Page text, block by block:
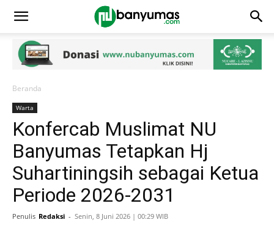
Beranda
Warta
Konfercab Muslimat NU
Banyumas Tetapkan Hj
Suhartiningsih sebagai Ketua
Periode 2026-2031
Penulis Redaksi - Senin, 8 Juni 2026 | 00:29 WIB